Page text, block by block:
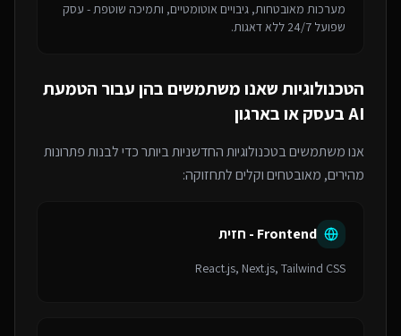
מערכות מאובטחות, גיבויים אוטומטיים, ותמיכה שוטפת - עסק
שפועל 24/7 ללא דאגות.
הטכנולוגיות שאנו משתמשים בהן עבור הטמעת
AI בעסק או בארגון
אנו משתמשים בטכנולוגיות החדשניות ביותר כדי לבנות פתרונות
מהירים, מאובטחים וקלים לתחזוקה:
Frontend - חזית
React.js, Next.js, Tailwind CSS